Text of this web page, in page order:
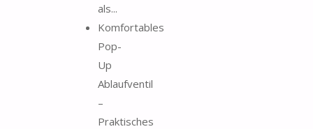
als...
Komfortables
Pop-
Up
Ablaufventil
–
Praktisches